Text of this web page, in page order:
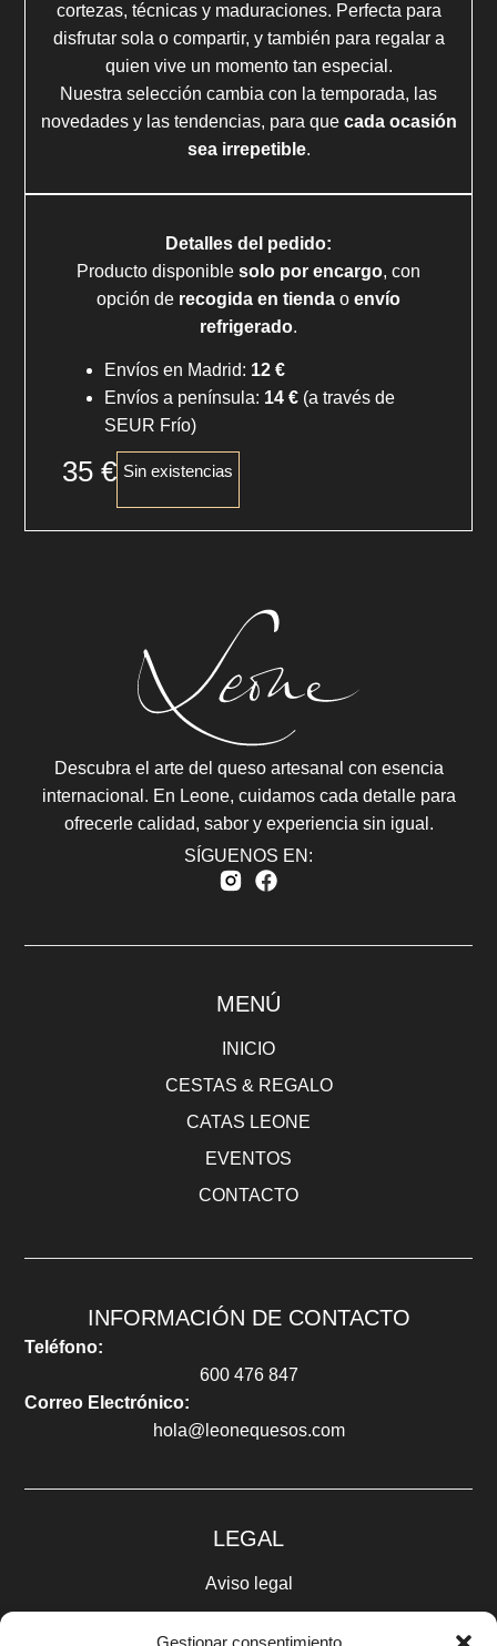
Gestionar consentimiento
cortezas, técnicas y maduraciones. Perfecta para
disfrutar sola o compartir, y también para regalar a
quien vive un momento tan especial.
Nuestra selección cambia con la temporada, las
novedades y las tendencias, para que cada ocasión
sea irrepetible.
Detalles del pedido:
Producto disponible solo por encargo, con
opción de recogida en tienda o envío
refrigerado.
Envíos en Madrid: 12 €
Envíos a península: 14 € (a través de
SEUR Frío)
35 € Sin existencias
Descubra el arte del queso artesanal con esencia
internacional. En Leone, cuidamos cada detalle para
ofrecerle calidad, sabor y experiencia sin igual.
SÍGUENOS EN:
MENÚ
INICIO
CESTAS & REGALO
CATAS LEONE
EVENTOS
CONTACTO
INFORMACIÓN DE CONTACTO
Teléfono:
600 476 847
Correo Electrónico:
hola@leonequesos.com
LEGAL
Aviso legal